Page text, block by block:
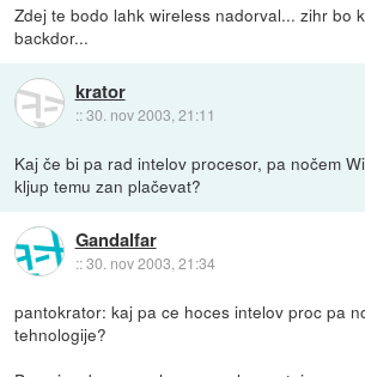
Zdej te bodo lahk wireless nadorval... zihr bo
backdor...
krator
::30. nov 2003, 21:11
Kaj če bi pa rad intelov procesor, pa nočem
kljup temu zan plačevat?
Gandalfar
::30. nov 2003, 21:34
pantokrator: kaj pa ce hoces intelov proc pa
tehnologije?